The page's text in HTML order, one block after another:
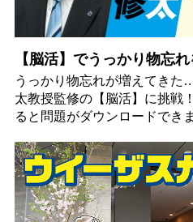
【脳活】でうっかり物忘
うっかり物忘れが増えてきた
太教授監修の【脳活】に挑
ると問題がダウンロードできま